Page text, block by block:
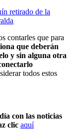
retirado de la
contarles que para
que deberán
y sin alguna otra
todos estos
con las noticias
clic aquí